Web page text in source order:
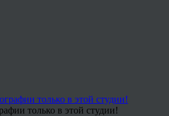
только в этой студии!